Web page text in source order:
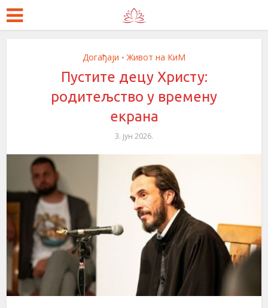
Догађаји • Живот на КиМ
Пустите децу Христу:
родитељство у времену
екрана
3. јун 2026.